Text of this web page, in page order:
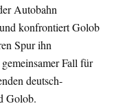
Autobahn
konfrontiert Golob
Spur ihn
Fall für
deutsch-
Golob.